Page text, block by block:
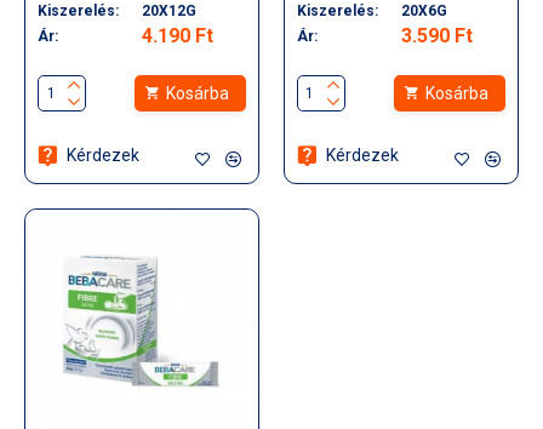
Kiszerelés:
20X12G
Ár:
4.190 Ft
Kosárba
Kérdezek
Kiszerelés:
20X6G
Ár:
3.590 Ft
Kosárba
Kérdezek